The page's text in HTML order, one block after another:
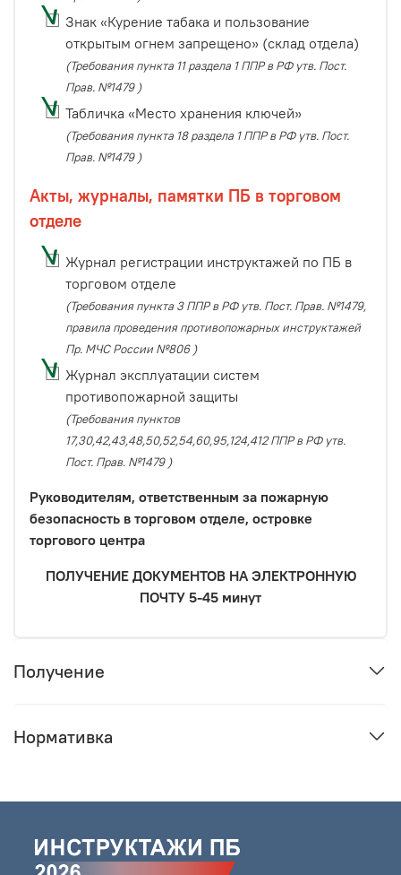
Знак «Курение табака и пользование
открытым огнем запрещено» (склад отдела)
(Требования пункта 11 раздела 1 ППР в РФ утв. Пост.
Прав. №1479 )
Табличка «Место хранения ключей»
(Требования пункта 18 раздела 1 ППР в РФ утв. Пост.
Прав. №1479 )
Акты, журналы, памятки ПБ в торговом
отделе
Журнал регистрации инструктажей по ПБ в
торговом отделе
(Требования пункта 3 ППР в РФ утв. Пост. Прав. №1479,
правила проведения противопожарных инструктажей
Пр. МЧС России №806 )
Журнал эксплуатации систем
противопожарной защиты
(Требования пунктов
17,30,42,43,48,50,52,54,60,95,124,412 ППР в РФ утв.
Пост. Прав. №1479 )
Руководителям, ответственным за пожарную
безопасность в торговом отделе, островке
торгового центра
ПОЛУЧЕНИЕ ДОКУМЕНТОВ НА ЭЛЕКТРОННУЮ
ПОЧТУ 5-45 минут
Получение
Нормативка